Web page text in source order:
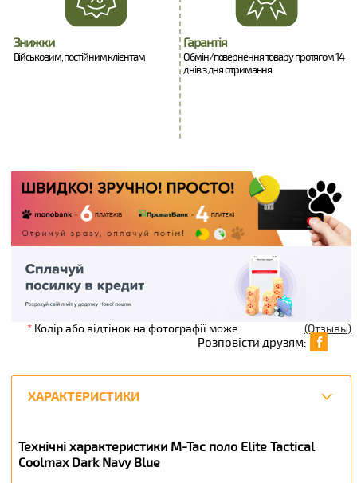
Знижки
Військовим, постійним клієнтам
Гарантія
Обмін/повернення товару протягом 14
днів з дня отримання
(Отзывы)
Розповісти друзям:
ХАРАКТЕРИСТИКИ
Технічні характеристики M-Tac поло Elite Tactical
Coolmax Dark Navy Blue
*Колір або відтінок на фотографії може